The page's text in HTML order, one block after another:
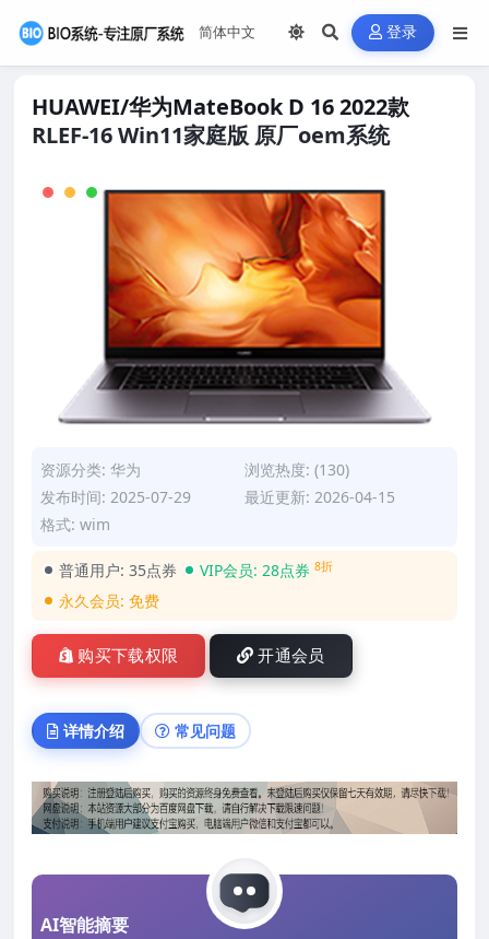
登录
HUAWEI/华为MateBook D 16 2022款
RLEF-16 Win11家庭版 原厂oem系统
资源分类: 华为
浏览热度: (130)
发布时间: 2025-07-29
最近更新: 2026-04-15
格式: wim
普通用户: 35点券 VIP会员: 28点券 8折
永久会员: 免费
购买下载权限 开通会员
详情介绍 常见问题
AI智能摘要